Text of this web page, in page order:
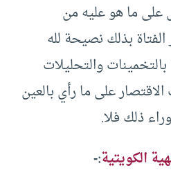
على ما هو عليه من
بذلك نصيحة لله
والتحليلات
على ما رأي بالعين
ذلك فلا.
الكويتية:-